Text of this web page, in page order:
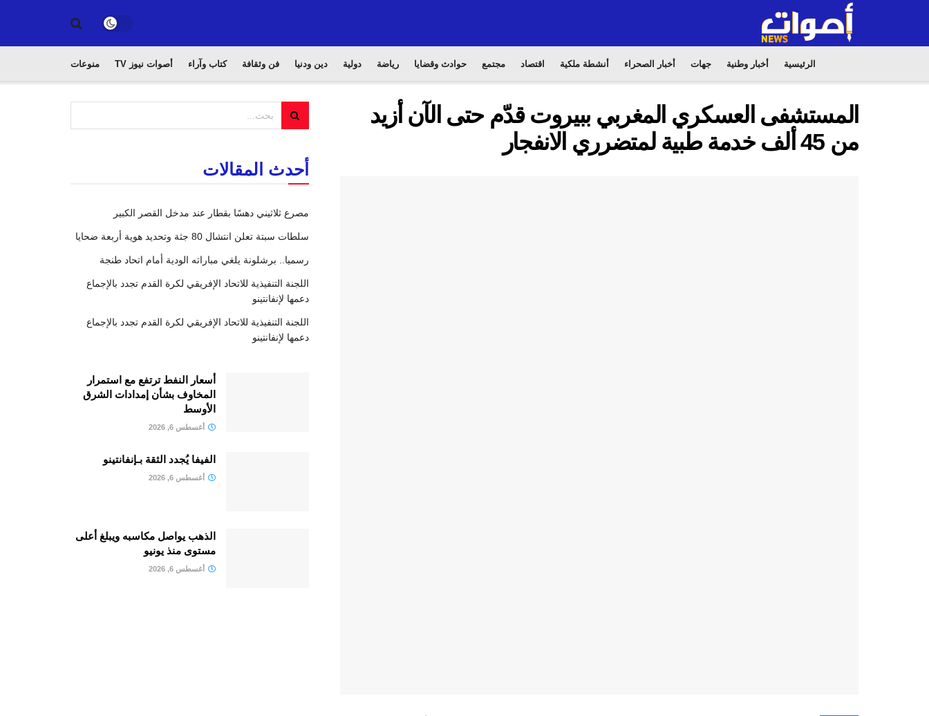
الرئيسية أخبار وطنية جهات أخبار الصحراء أنشطة ملكية اقتصاد مجتمع حوادث وقضايا رياضة دولية دين ودنيا فن وثقافة كتاب وآراء أصوات نيوز TV منوعات
المستشفى العسكري المغربي ببيروت قدّم حتى الآن أزيد
من 45 ألف خدمة طبية لمتضرري الانفجار
أحدث المقالات
مصرع ثلاثيني دهسًا بقطار عند مدخل القصر الكبير
سلطات سبتة تعلن انتشال 80 جثة وتحديد هوية أربعة ضحايا
رسميا.. برشلونة يلغي مباراته الودية أمام اتحاد طنجة
اللجنة التنفيذية للاتحاد الإفريقي لكرة القدم تجدد بالإجماع
دعمها لإنفانتينو
اللجنة التنفيذية للاتحاد الإفريقي لكرة القدم تجدد بالإجماع
دعمها لإنفانتينو
أسعار النفط ترتفع مع استمرار
المخاوف بشأن إمدادات الشرق
الأوسط
أغسطس 6, 2026
الفيفا يُجدد الثقة بـإنفانتينو
أغسطس 6, 2026
الذهب يواصل مكاسبه ويبلغ أعلى
مستوى منذ يونيو
أغسطس 6, 2026